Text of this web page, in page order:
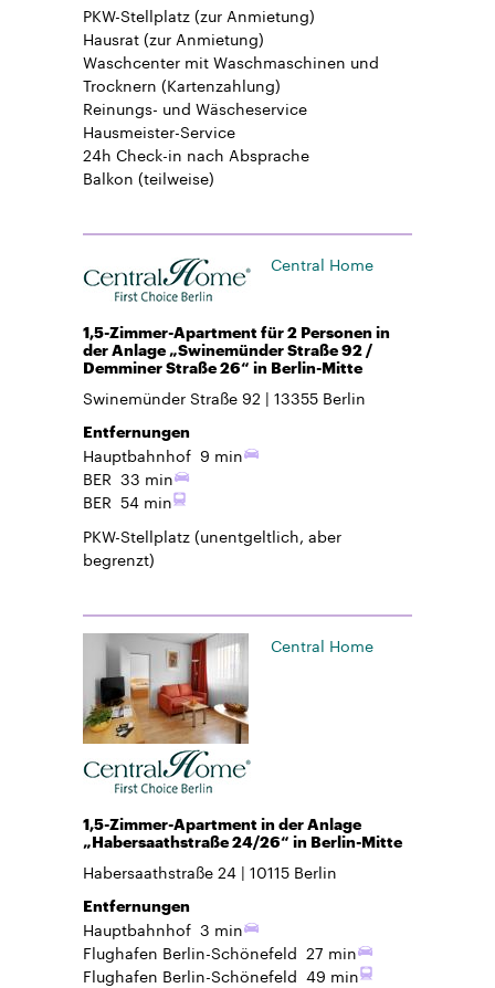
PKW-Stellplatz(zur Anmietung)
Hausrat(zur Anmietung)
Waschcenter mit Waschmaschinen und
Trocknern (Kartenzahlung)
Reinungs- und Wäscheservice
Hausmeister-Service
24h Check-in nach Absprache
Balkon (teilweise)
Central Home
1,5-Zimmer-Apartment für 2 Personen in
der Anlage „Swinemünder Straße 92 /
Demminer Straße 26“ in Berlin-Mitte
Swinemünder Straße 92 13355 Berlin
Entfernungen
Hauptbahnhof 9 min
BER 33 min
BER 54 min
PKW-Stellplatz(unentgeltlich, aber
begrenzt)
Central Home
1,5-Zimmer-Apartment in der Anlage
„Habersaathstraße 24/26“ in Berlin-Mitte
Habersaathstraße 24 10115 Berlin
Entfernungen
Hauptbahnhof 3 min
Flughafen Berlin-Schönefeld 27 min
Flughafen Berlin-Schönefeld 49 min